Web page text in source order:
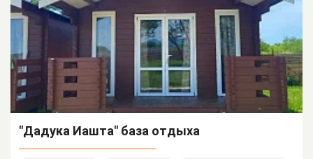
"Дадука Иашта" база отдыха